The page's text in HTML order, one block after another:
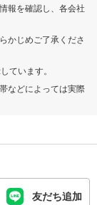
報を確認し、各会社
かじめご了承くださ
ています。
などによっては実際
友だち追加